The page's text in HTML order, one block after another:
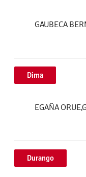
GAUBECA
Dima
EGAÑA
Durango